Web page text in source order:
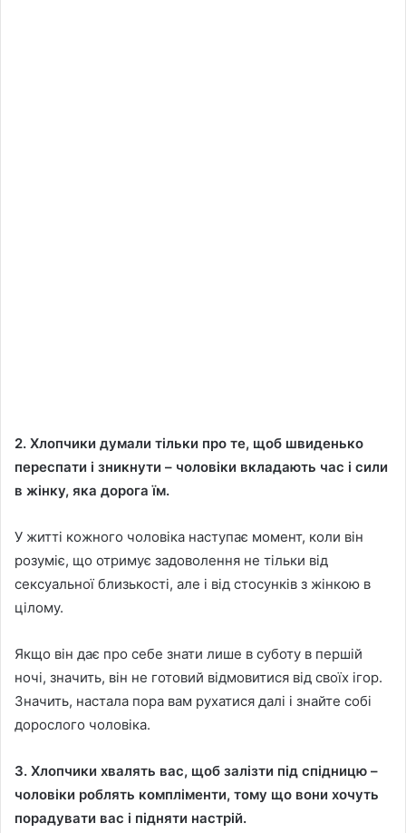
2. Хлопчики думали тільки про те, щоб швиденько
переспати і зникнути – чоловіки вкладають час і сили
в жінку, яка дорога їм.
У житті кожного чоловіка наступає момент, коли він
розуміє, що отримує задоволення не тільки від
сексуальної близькості, але і від стосунків з жінкою в
цілому.
Якщо він дає про себе знати лише в суботу в першій
ночі, значить, він не готовий відмовитися від своїх ігор.
Значить, настала пора вам рухатися далі і знайте собі
дорослого чоловіка.
3. Хлопчики хвалять вас, щоб залізти під спідницю –
чоловіки роблять компліменти, тому що вони хочуть
порадувати вас і підняти настрій.